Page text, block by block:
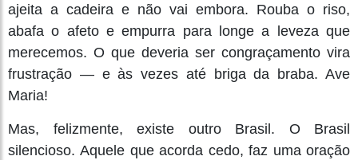
ajeita a cadeira e não vai embora. Rouba o riso,
abafa o afeto e empurra para longe a leveza que
merecemos. O que deveria ser congraçamento vira
frustração — e às vezes até briga da braba. Ave
Maria!
Mas, felizmente, existe outro Brasil. O Brasil
silencioso. Aquele que acorda cedo, faz uma oração